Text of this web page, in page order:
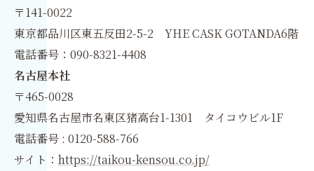
〒141-0022
東京都品川区東五反田2-5-2 YHE CASK GOTANDA6階
電話番号：090-8321-4408
名古屋本社
〒465-0028
愛知県名古屋市名東区猪高台1-1301 タイコウビル1F
電話番号 : 0120-588-766
サイト： https://taikou-kensou.co.jp/